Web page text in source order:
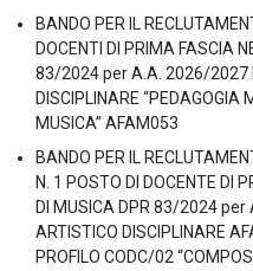
BANDO PER IL
DOCENTI DI PRIMA FASCIA
83/2024 per A.A. 2026/2027
DISCIPLINARE “PEDAGOGIA
MUSICA” AFAM053
BANDO PER IL
N. 1 POSTO DI DOCENTE DI
DI MUSICA DPR 83/2024
ARTISTICO DISCIPLINARE
PROFILO CODC/02